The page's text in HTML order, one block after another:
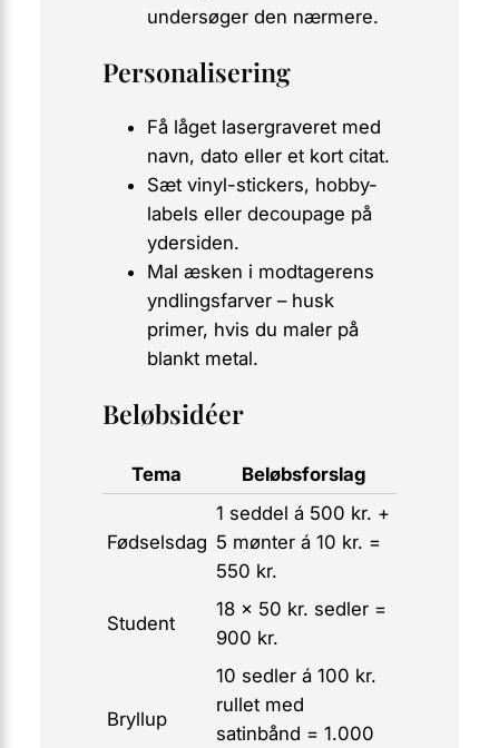
undersøger den nærmere.
Personalisering
Få låget lasergraveret med
navn, dato eller et kort citat.
Sæt vinyl-stickers, hobby-
labels eller decoupage på
ydersiden.
Mal æsken i modtagerens
yndlingsfarver – husk
primer, hvis du maler på
blankt metal.
Beløbsidéer
Tema Beløbsforslag
Fødselsdag
1 seddel á 500 kr. +
5 mønter á 10 kr. =
550 kr.
Student
18 x 50 kr. sedler =
900 kr.
Bryllup
10 sedler á 100 kr.
rullet med
satinbånd = 1.000